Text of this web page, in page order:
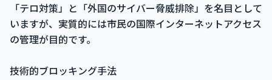
「テロ対策」と「外国のサイバー脅威排除」を名目として
いますが、実質的には市民の国際インターネットアクセス
の管理が目的です。
技術的ブロッキング手法